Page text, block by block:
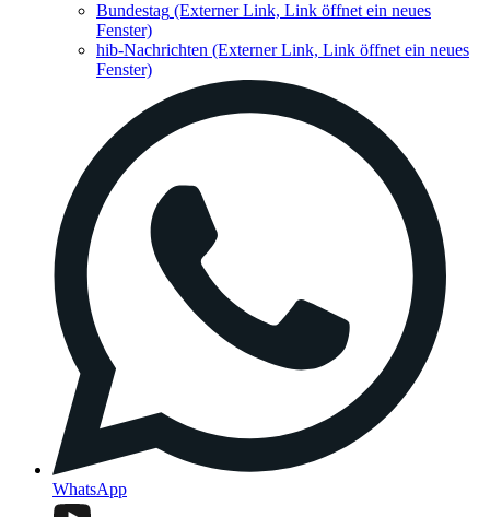
Bundestag (Externer Link, Link öffnet ein neues
Fenster)
hib-Nachrichten (Externer Link, Link öffnet ein neues
Fenster)
WhatsApp